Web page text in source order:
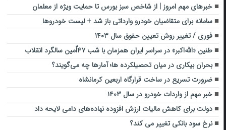
خبرهای مهم امروز | از شاخص سبز بورس تا حمایت ویژه از معلمان
سامانه برای متقاضیان خودرو وارداتی باز شد + لیست خودروها
فوری / تغییر روش تعیین حقوق سال ۱۴۰۳
طنین «الله‌اکبر» در سراسر ایران همزمان با شب ۴۷اٌمین سالگرد انقلاب
بحران بیکاری در میان تحصیلکرده ها؛ آمارها چه می‌گویند؟
ضرورت تسریع در ساخت قرارگاه اربعین کرمانشاه
خبر مهم از واردات خودرو در سال ۱۴۰۳
دولت برای کاهش مالیات ارزش افزوده نهاده‌های دامی لایحه داد
نرخ سود بانکی تغییر می کند؟